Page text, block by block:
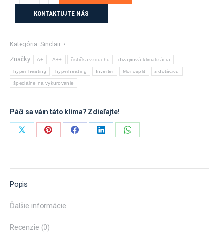
MARVIN
SIH/SOH18BIM
strieborná
s
montážou
KONTAKTUJTE NÁS
Kategória: Sinclair
Značky: A+ A++ čistička vzduchu dizajnová klimatizácia
hyper heating hyperheating Inverter Monosplit s dotáciou
špeciálne na vykurovanie
Páči sa vám táto klíma? Zdieľajte!
Share
Share
Share
Share
Share
Popis
Ďalšie informácie
Recenzie (0)